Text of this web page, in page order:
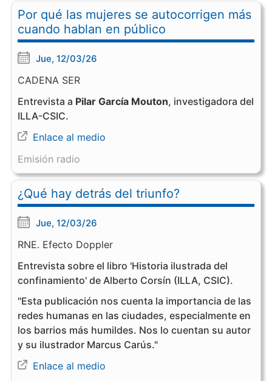
Por qué las mujeres se autocorrigen más
cuando hablan en público
Jue, 12/03/26
CADENA SER
Entrevista a Pilar García Mouton, investigadora del
ILLA-CSIC.
Enlace al medio
Emisión radio
¿Qué hay detrás del triunfo?
Jue, 12/03/26
RNE. Efecto Doppler
Entrevista sobre el libro 'Historia ilustrada del
confinamiento' de Alberto Corsín (ILLA, CSIC).
"Esta publicación nos cuenta la importancia de las
redes humanas en las ciudades, especialmente en
los barrios más humildes. Nos lo cuentan su autor
y su ilustrador Marcus Carús."
Enlace al medio